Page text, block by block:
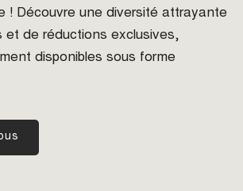
! Découvre une diversité attrayante
et de réductions exclusives,
disponibles sous forme